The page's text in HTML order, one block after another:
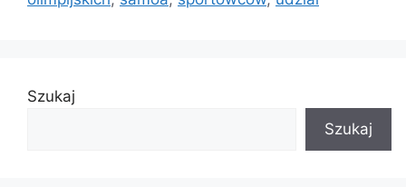
Szukaj
Szukaj